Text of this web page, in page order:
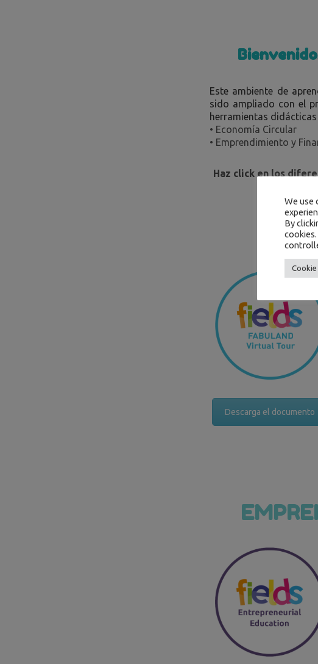
Este ambiente de
sido ampliado con el
herramientas
• Economía Circular
• Emprendimiento y
Haz click en los
Descarga el documento
We use
By